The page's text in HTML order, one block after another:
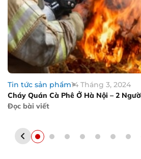
Tin tức sản phẩm14 Tháng 3, 2024
Cháy Quán Cà Phê Ở Hà Nội – 2
Đọc bài viết